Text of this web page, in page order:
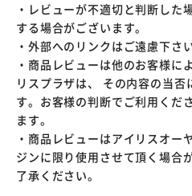
・レビューが不適切と判断した
する場合がございます。
・外部へのリンクはご遠慮下さい
・商品レビューは他のお客様に
リスプラザは、 その内容の当
す。お客様の判断でご利用くだ
ます。
・商品レビューはアイリスオー
ジンに限り使用させて頂く場合
了承ください。